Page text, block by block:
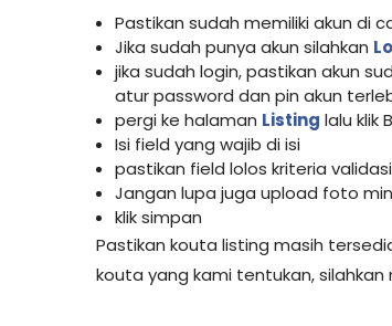
Pastikan sudah memiliki akun di
Jika sudah punya akun silahkan
jika sudah login, pastikan akun
atur password dan pin akun
pergi ke halaman Listing lalu klik
Isi field yang wajib di isi
pastikan field lolos kriteria
Jangan lupa juga upload foto
klik simpan
Pastikan kouta listing masih
kouta yang kami tentukan,